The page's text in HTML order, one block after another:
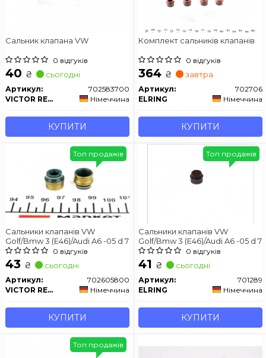
Сальник клапана VW
0 відгуків
40 ₴ сьогодні
Артикул:
702583700
VICTOR REINZ
Німеччина
КУПИТИ
Комплект сальників клапанів
0 відгуків
364 ₴ завтра
Артикул:
702706
ELRING
Німеччина
КУПИТИ
Сальники клапанів VW
Golf/Bmw 3 (E46)/Audi A6 -05 d 7
0 відгуків
43 ₴ сьогодні
Артикул:
702605800
VICTOR REINZ
Німеччина
КУПИТИ
Топ продажів
Сальники клапанів VW
Golf/Bmw 3 (E46)/Audi A6 -05 d 7
0 відгуків
41 ₴ сьогодні
Артикул:
701289
ELRING
Німеччина
КУПИТИ
Топ продажів
Топ продажів